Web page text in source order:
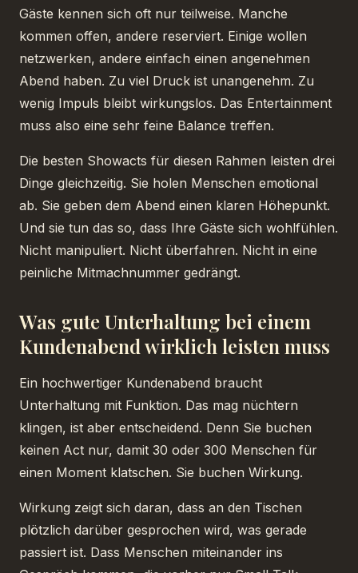
Gäste kennen sich oft nur teilweise. Manche
kommen offen, andere reserviert. Einige wollen
netzwerken, andere einfach einen angenehmen
Abend haben. Zu viel Druck ist unangenehm. Zu
wenig Impuls bleibt wirkungslos. Das Entertainment
muss also eine sehr feine Balance treffen.
Die besten Showacts für diesen Rahmen leisten drei
Dinge gleichzeitig. Sie holen Menschen emotional
ab. Sie geben dem Abend einen klaren Höhepunkt.
Und sie tun das so, dass Ihre Gäste sich wohlfühlen.
Nicht manipuliert. Nicht überfahren. Nicht in eine
peinliche Mitmachnummer gedrängt.
Was gute Unterhaltung bei einem
Kundenabend wirklich leisten muss
Ein hochwertiger Kundenabend braucht
Unterhaltung mit Funktion. Das mag nüchtern
klingen, ist aber entscheidend. Denn Sie buchen
keinen Act nur, damit 30 oder 300 Menschen für
einen Moment klatschen. Sie buchen Wirkung.
Wirkung zeigt sich daran, dass an den Tischen
plötzlich darüber gesprochen wird, was gerade
passiert ist. Dass Menschen miteinander ins